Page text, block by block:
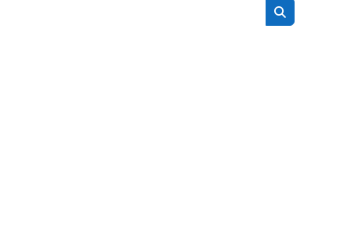
コースを検